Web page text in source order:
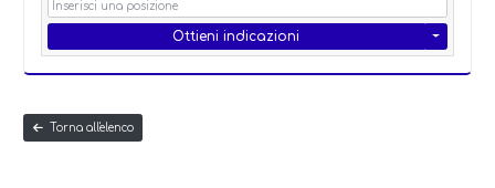
Ottieni indicazioni
Torna all'elenco